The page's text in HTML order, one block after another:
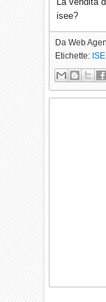
isee?
DaWeb
Etichette: